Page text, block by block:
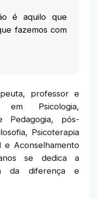
é aquilo que
fazemos com
professor e
em Psicologia,
Pedagogia, pós-
Psicoterapia
e Aconselhamento
se dedica a
da diferença e